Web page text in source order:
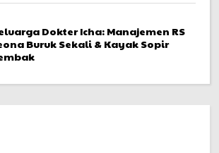
Dokter Icha: Manajemen RS
Buruk Sekali & Kayak Sopir